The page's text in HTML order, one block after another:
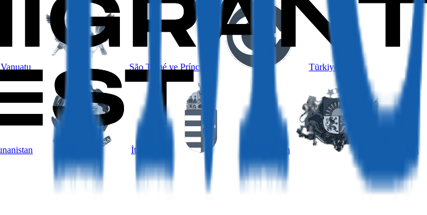
Vanuatu São Tomé ve Príncipe
Türkiye
İtalya Macaristan Letonya